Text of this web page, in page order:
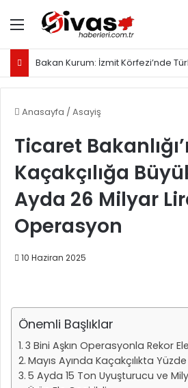
Menü
Anasayfa / Asayiş
Ticaret
Kaçakçılığa
Ayda 26 Milyar
Operasyon
10 Haziran 2025
Önemli Başlıklar
3 Bini Aşkın Operasyonla Rekor
Mayıs Ayında Kaçakçılıkta Yüzde
5 Ayda 15 Ton Uyuşturucu ve